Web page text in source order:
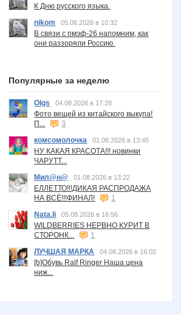
К Дню русского языка.
nikom
05.06.2026 в 10:32
В связи с пмэф-26 напомним, как
они раззоряли Россию.
Популярные за неделю
Olgs 04.08.2026 в 17:28
Фото вещей из китайского выкупа!
П...
3
комсомолочка
01.08.2026 в 13:45
НУ КАКАЯ КРАСОТА!!! новинки
ЧАРУТТ...
Мил@н@
01.08.2026 в 13:22
ЕЛЛЕТТО!!!ДИКАЯ РАСПРОДАЖА
НА ВСЁ!!!ФИНАЛ!
1
Nata.li
05.08.2026 в 16:56
WILDBERRIES НЕРВНО КУРИТ В
СТОРОНК...
1
ЛУЧШАЯ МАРКА
04.08.2026 в 16:02
[b]Обувь Ralf Ringer Наша цена
ниж...